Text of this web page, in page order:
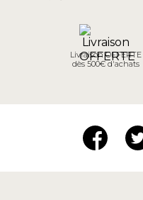
Livraison OFFERTE
dès 500€ d'achats